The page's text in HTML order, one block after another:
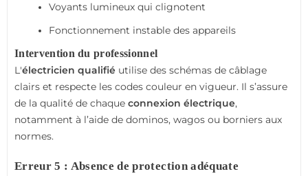
Voyants lumineux qui clignotent
Fonctionnement instable des appareils
Intervention du professionnel
L'électricien qualifié utilise des schémas de câblage
clairs et respecte les codes couleur en vigueur. Il s’assure
de la qualité de chaque connexion électrique,
notamment à l’aide de dominos, wagos ou borniers aux
normes.
Erreur 5 : Absence de protection adéquate